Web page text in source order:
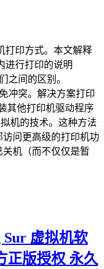
打印方式。本文解释
进行打印的说明
之间的区别。
冲突。解决方案打印
其他打印机驱动程序
机的技术。这种方法
问更高级的打印机功
机（而不仅仅是暂
Sur 虚拟机软
正版授权 永久